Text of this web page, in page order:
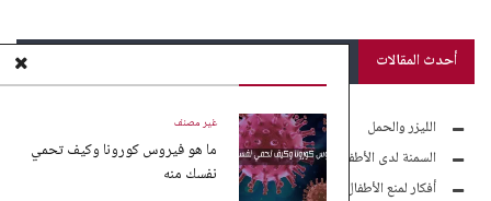
غير مصنف
ما هو فيروس كورونا وكيف تحمي
نفسك منه
أحدث المقالات
الليزر والحمل
السمنة لدى الأطفال
أفكار لمنع الأطفال من الموبايل